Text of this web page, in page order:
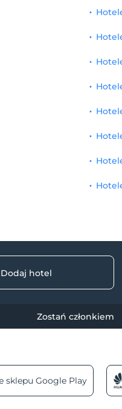
Dodaj hotel
Zostań członkiem
sklepu Google Play